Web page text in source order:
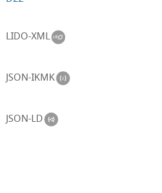
LIDO-XML
JSON-IKMK
JSON-LD